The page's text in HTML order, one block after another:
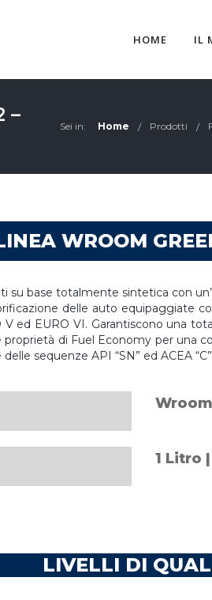
HOME IL
–
Sei in: Home Prodotti
WROOM
su base totalmente sintetica con
delle auto equipaggiate
ed EURO VI. Garantiscono una
proprietà di Fuel Economy per una
sequenze API “SN” ed ACEA “C”
1 Litro
LIVELLI DI